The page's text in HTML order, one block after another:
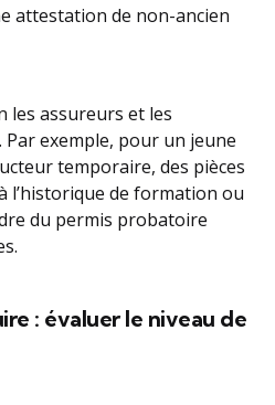
attestation de non-ancien
les assureurs et les
exemple, pour un jeune
temporaire, des pièces
l’historique de formation ou
du permis probatoire
: évaluer le niveau de